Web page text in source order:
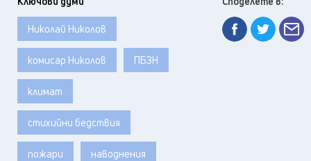
Николай Николов
комисар Николов ПБЗН
климат
стихийни бедствия
пожари наводнения